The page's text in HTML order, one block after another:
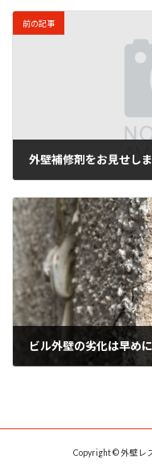
前の記事
外壁補修剤をお見せし
ビル外壁の劣化は早め
Copyright © 外壁レ